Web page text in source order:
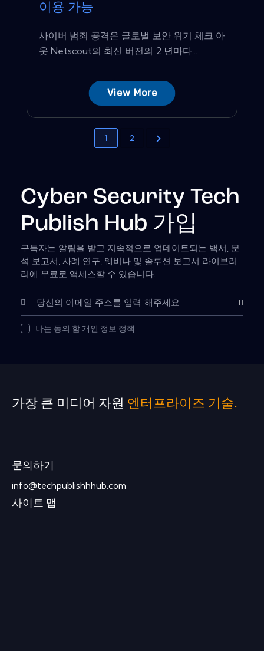
이용 가능
사이버 범죄 공격은 글로벌 보안 위기 체크 아
웃 Netscout의 최신 버전의 2 년마다...
View More
1 2
Cyber Security Tech
Publish Hub 가입
구독자는 알림을 받고 지속적으로 업데이트되는 백서, 분
석 보고서, 사례 연구, 웨비나 및 솔루션 보고서 라이브러
리에 무료로 액세스할 수 있습니다.
구독하다
나는 동의 함 개인 정보 정책.
가장 큰 미디어 자원 엔터프라이즈 기술.
문의하기
info@techpublishhhub.com
사이트 맵